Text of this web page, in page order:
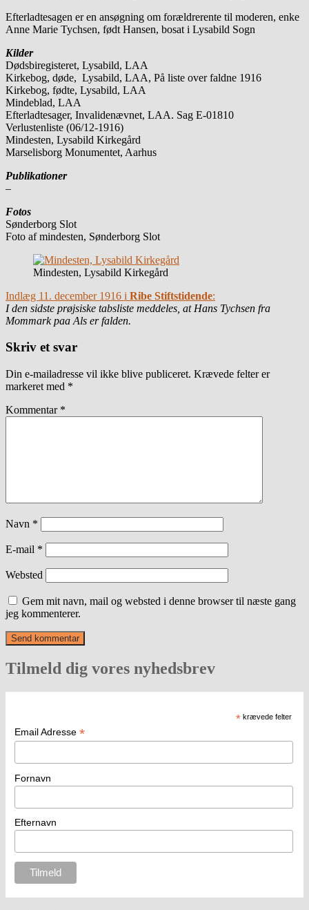
Efterladtesagen er en ansøgning om forældrerente til moderen, enke
Anne Marie Tychsen, født Hansen, bosat i Lysabild Sogn
Kilder
Dødsbiregisteret, Lysabild, LAA
Kirkebog, døde, Lysabild, LAA, På liste over faldne 1916
Kirkebog, fødte, Lysabild, LAA
Mindeblad, LAA
Efterladtesager, Invalidenævnet, LAA. Sag E-01810
Verlustenliste (06/12-1916)
Mindesten, Lysabild Kirkegård
Marselisborg Monumentet, Aarhus
Publikationer
–
Fotos
Sønderborg Slot
Foto af mindesten, Sønderborg Slot
Mindesten, Lysabild Kirkegård
Indlæg 11. december 1916 i Ribe Stiftstidende:
I den sidste prøjsiske tabsliste meddeles, at Hans Tychsen fra
Mommark paa Als er falden.
Skriv et svar
Din e-mailadresse vil ikke blive publiceret. Krævede felter er
markeret med *
Kommentar *
Navn *
E-mail *
Websted
Gem mit navn, mail og websted i denne browser til næste gang
jeg kommenterer.
Tilmeld dig vores nyhedsbrev
* krævede felter
Email Adresse *
Fornavn
Efternavn